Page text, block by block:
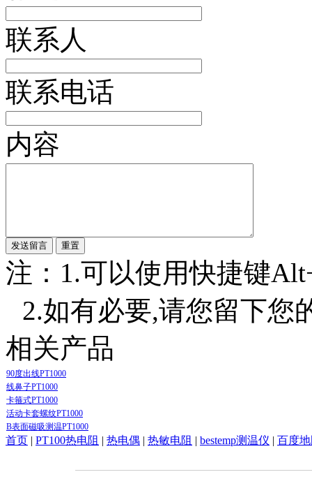
联系人
联系电话
内容
注：1.可以使用快捷键
2.如有必要,请您留下您
相关产品
90度出线PT1000
线鼻子PT1000
卡箍式PT1000
活动卡套螺纹PT1000
B表面磁吸测温PT1000
首页 | PT100热电阻 | 热电偶 | 热敏电阻 | bestemp测温仪 | 百度